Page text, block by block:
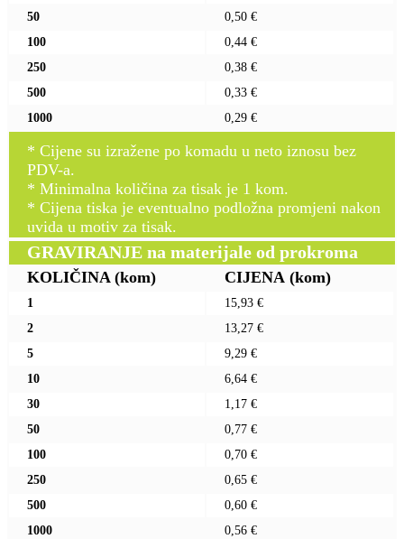
50
0,50 €
100
0,44 €
250
0,38 €
500
0,33 €
1000
0,29 €
* Cijene su izražene po komadu u neto iznosu bez
PDV-a.
* Minimalna količina za tisak je 1 kom.
* Cijena tiska je eventualno podložna promjeni nakon
uvida u motiv za tisak.
GRAVIRANJE na materijale od prokroma
KOLIČINA (kom) CIJENA (kom)
1
15,93 €
2
13,27 €
5
9,29 €
10
6,64 €
30
1,17 €
50
0,77 €
100
0,70 €
250
0,65 €
500
0,60 €
1000
0,56 €